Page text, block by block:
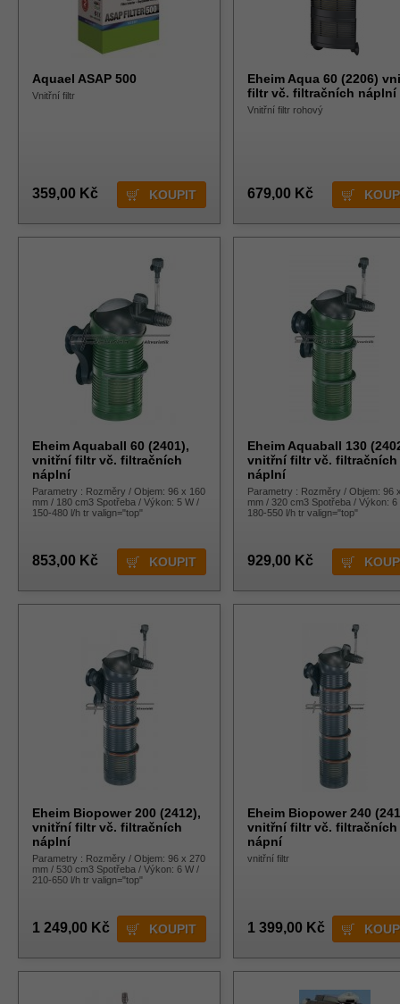
Aquael ASAP 500
Vnitřní filtr
359,00 Kč
Eheim Aqua 60 (2206)
filtr vč. filtračních náplní
Vnitřní filtr rohový
679,00 Kč
Eheim Aquaball 60 (2401),
vnitřní filtr vč. filtračních
náplní
Parametry : Rozměry / Objem: 96 x 160
mm / 180 cm3 Spotřeba / Výkon: 5 W /
150-480 l/h tr valign="top"
853,00 Kč
Eheim Aquaball 130
vnitřní filtr vč. filtračních
náplní
Parametry : Rozměry / Objem: 96
mm / 320 cm3 Spotřeba / Výkon: 6
180-550 l/h tr valign="top"
929,00 Kč
Eheim Biopower 200 (2412),
vnitřní filtr vč. filtračních
náplní
Parametry : Rozměry / Objem: 96 x 270
mm / 530 cm3 Spotřeba / Výkon: 6 W /
210-650 l/h tr valign="top"
1 249,00 Kč
Eheim Biopower 240
vnitřní filtr vč. filtračních
nápní
vnitřní filtr
1 399,00 Kč